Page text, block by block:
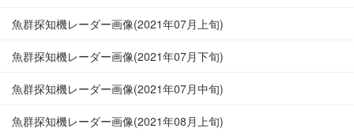
魚群探知機レーダー画像(2021年07月上旬)
魚群探知機レーダー画像(2021年07月下旬)
魚群探知機レーダー画像(2021年07月中旬)
魚群探知機レーダー画像(2021年08月上旬)